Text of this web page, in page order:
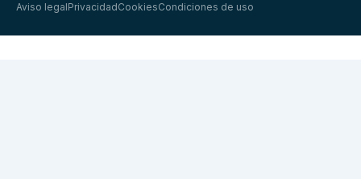
Aviso legalPrivacidadCookiesCondiciones de uso